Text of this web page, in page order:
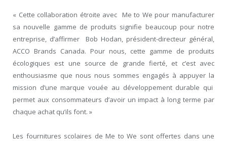
« Cette collaboration étroite avec Me to We pour manufacturer
sa nouvelle gamme de produits signifie beaucoup pour notre
entreprise, d’affirmer Bob Hodan, président-directeur général,
ACCO Brands Canada. Pour nous, cette gamme de produits
écologiques est une source de grande fierté, et c’est avec
enthousiasme que nous nous sommes engagés à appuyer la
mission d’une marque vouée au développement durable qui
permet aux consommateurs d’avoir un impact à long terme par
chaque achat qu’ils font. »
Les fournitures scolaires de Me to We sont offertes dans une